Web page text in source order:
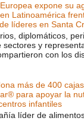
expone su
Latinoamérica
líderes en Santa
diplomáticos,
sectores y
con los
más de 400
para apoyar la
infantiles
líder de